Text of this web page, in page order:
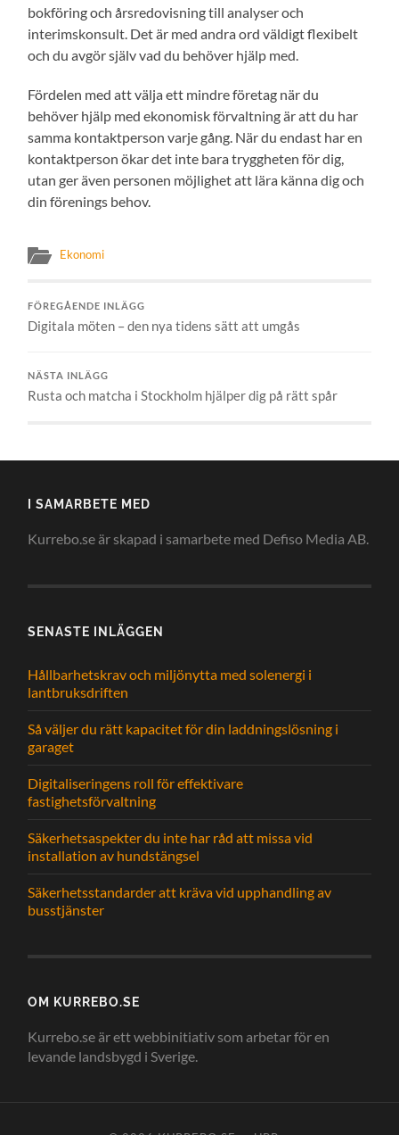
bokföring och årsredovisning till analyser och
interimskonsult. Det är med andra ord väldigt flexibelt
och du avgör själv vad du behöver hjälp med.
Fördelen med att välja ett mindre företag när du
behöver hjälp med ekonomisk förvaltning är att du har
samma kontaktperson varje gång. När du endast har en
kontaktperson ökar det inte bara tryggheten för dig,
utan ger även personen möjlighet att lära känna dig och
din förenings behov.
Ekonomi
FÖREGÅENDE INLÄGG
Digitala möten – den nya tidens sätt att umgås
NÄSTA INLÄGG
Rusta och matcha i Stockholm hjälper dig på rätt spår
I SAMARBETE MED
Kurrebo.se är skapad i samarbete med Defiso Media AB.
SENASTE INLÄGGEN
Hållbarhetskrav och miljönytta med solenergi i
lantbruksdriften
Så väljer du rätt kapacitet för din laddningslösning i
garaget
Digitaliseringens roll för effektivare
fastighetsförvaltning
Säkerhetsaspekter du inte har råd att missa vid
installation av hundstängsel
Säkerhetsstandarder att kräva vid upphandling av
busstjänster
OM KURREBO.SE
Kurrebo.se är ett webbinitiativ som arbetar för en
levande landsbygd i Sverige.